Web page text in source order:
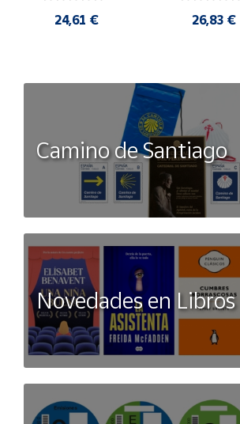
24,61 € 26,83 €
Camino de Santiago
Novedades en Libros